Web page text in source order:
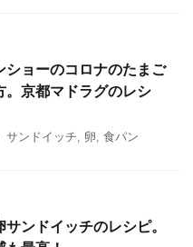
ショーのコロナのたまご
。京都マドラグのレシ
サンドイッチ 卵 食パン
ンドイッチのレシピ。